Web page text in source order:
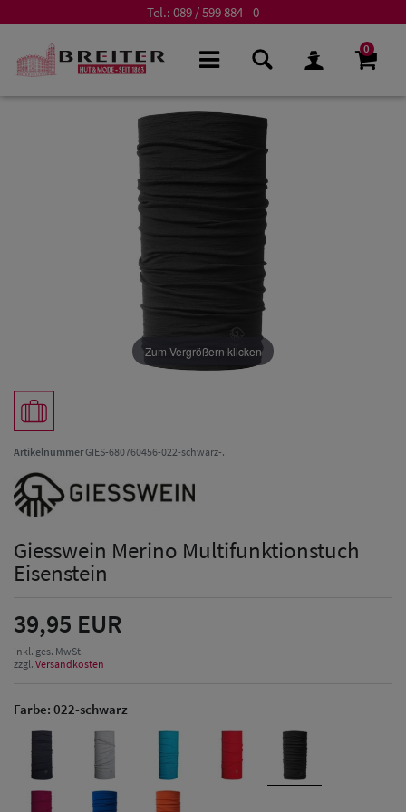
Tel.: 089 / 599 884 - 0
0
Zum Vergrößern klicken
ArtikelnummerGIES-680760456-022-schwarz-.
Giesswein Merino Multifunktionstuch
Eisenstein
39,95 EUR
inkl. ges. MwSt.
zzgl. Versandkosten
Farbe: 022-schwarz